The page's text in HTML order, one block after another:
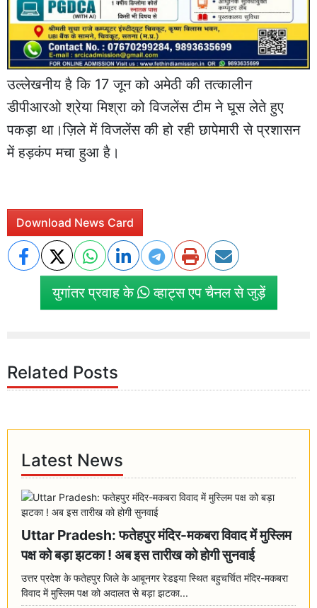
उल्लेखनीय है कि 17 जून को अमेठी की तत्कालीन
डीपीआरओ श्रेया मिश्रा को विजलेंस टीम ने घूस लेते हुए
पकड़ा था।ज़िले में विजलेंस की हो रही छापेमारी से प्रशासन
में हड़कंप मचा हुआ है।
Download News Card
युगांतर प्रवाह के व्हाट्स एप चैनल से जुड़ें
Related Posts
Latest News
Uttar Pradesh: फतेहपुर मंदिर-मकबरा विवाद में मुस्लिम
पक्ष को बड़ा झटका ! अब इस तारीख को होगी सुनवाई
उत्तर प्रदेश के फतेहपुर जिले के आबूनगर रेडइया स्थित बहुचर्चित मंदिर-मकबरा
विवाद में मुस्लिम पक्ष को अदालत से बड़ा झटका...